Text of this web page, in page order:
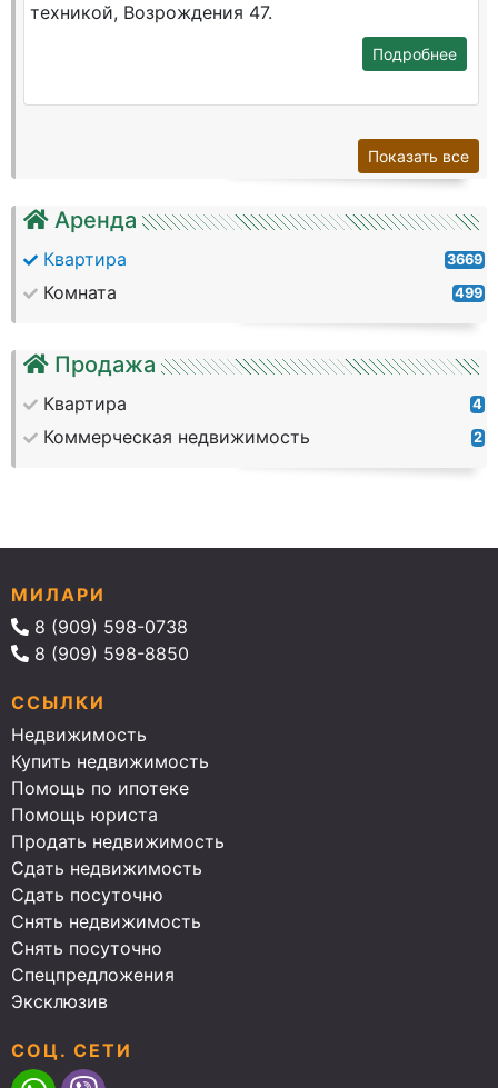
Аренда
Квартира 3669
Комната 499
Продажа
Квартира 4
Коммерческая недвижимость 2
техникой, Возрождения 47.
Подробнее
Показать все
МИЛАРИ
8 (909) 598-0738
8 (909) 598-8850
ССЫЛКИ
Недвижимость
Купить недвижимость
Помощь по ипотеке
Помощь юриста
Продать недвижимость
Сдать недвижимость
Сдать посуточно
Снять недвижимость
Снять посуточно
Спецпредложения
Эксклюзив
СОЦ. СЕТИ